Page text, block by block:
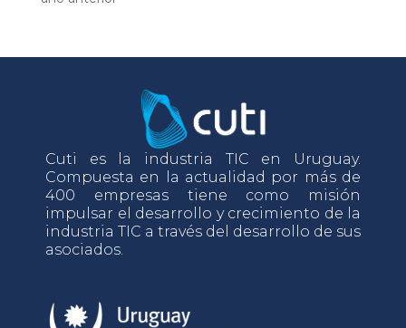
Cuti es la industria TIC en Uruguay.
Compuesta en la actualidad por más de
400 empresas tiene como misión
impulsar el desarrollo y crecimiento de la
industria TIC a través del desarrollo de sus
asociados.